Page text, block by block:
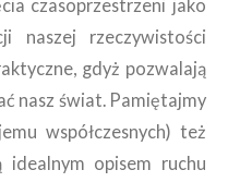
czasoprzestrzeni jako
naszej rzeczywistości
gdyż pozwalają
nasz świat. Pamiętajmy
współczesnych) też
opisem ruchu